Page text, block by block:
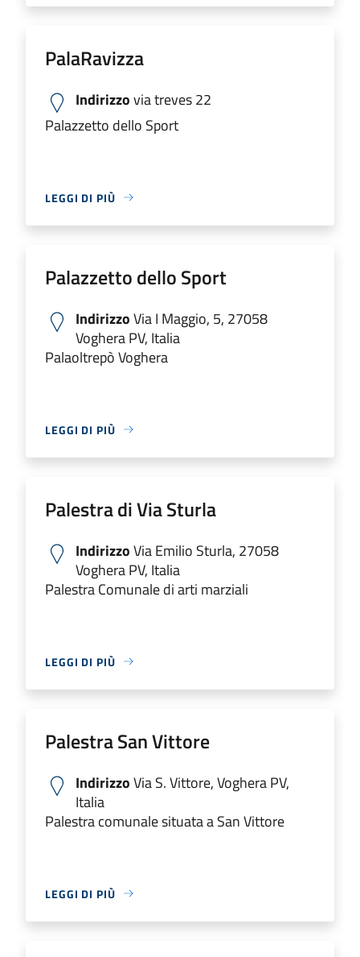
PalaRavizza
Indirizzovia treves 22
Palazzetto dello Sport
LEGGI DI PIÙ
Palazzetto dello Sport
IndirizzoVia I Maggio, 5, 27058
Voghera PV, Italia
Palaoltrepò Voghera
LEGGI DI PIÙ
Palestra di Via Sturla
IndirizzoVia Emilio Sturla, 27058
Voghera PV, Italia
Palestra Comunale di arti marziali
LEGGI DI PIÙ
Palestra San Vittore
IndirizzoVia S. Vittore, Voghera PV,
Italia
Palestra comunale situata a San Vittore
LEGGI DI PIÙ